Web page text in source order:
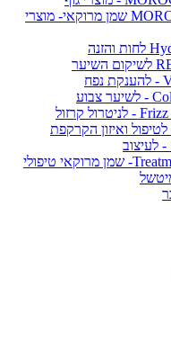
- MOROCCANOIL HAIR שמן מרוקאי- מוצרי